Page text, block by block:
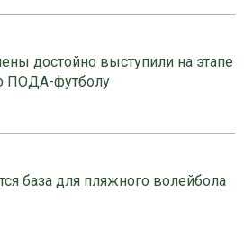
достойно выступили на этапе
ПОДА-футболу
база для пляжного волейбола